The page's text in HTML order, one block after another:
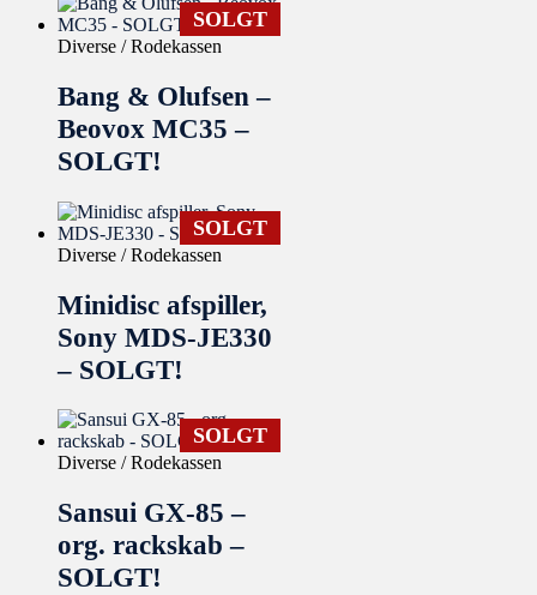
SOLGT
Diverse / Rodekassen
Bang & Olufsen –
Beovox MC35 –
SOLGT!
SOLGT
Diverse / Rodekassen
Minidisc afspiller,
Sony MDS-JE330
– SOLGT!
SOLGT
Diverse / Rodekassen
Sansui GX-85 –
org. rackskab –
SOLGT!